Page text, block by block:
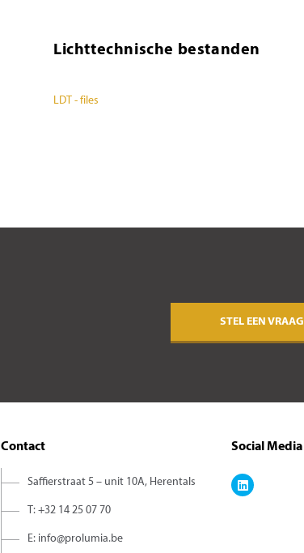
Lichttechnische bestanden
LDT - files
STEL EEN VRAAG
Contact
Saffierstraat 5 – unit 10A, Herentals
T: +32 14 25 07 70
E: info@prolumia.be
Social Media